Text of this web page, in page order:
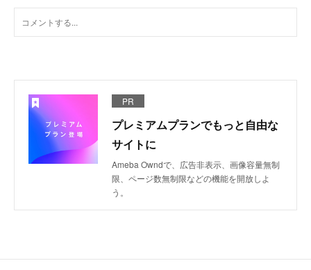
PR
プレミアムプランでもっと自由な
サイトに
Ameba Owndで、広告非表示、画像容量無制
限、ページ数無制限などの機能を開放しよ
う。